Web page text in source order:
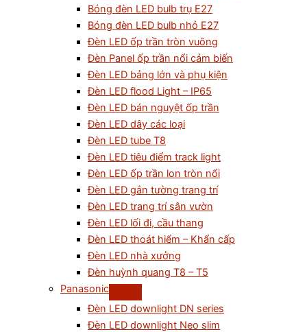
Bóng đèn LED bulb trụ E27
Bóng đèn LED bulb nhỏ E27
Đèn LED ốp trần tròn vuông
Đèn Panel ốp trần nổi cảm biến
Đèn LED bảng lớn và phụ kiện
Đèn LED flood Light – IP65
Đèn LED bán nguyệt ốp trần
Đèn LED dây các loại
Đèn LED tube T8
Đèn LED tiêu điểm track light
Đèn LED ốp trần lon tròn nổi
Đèn LED gắn tường trang trí
Đèn LED trang trí sân vườn
Đèn LED lối đi, cầu thang
Đèn LED thoát hiểm – Khẩn cấp
Đèn LED nhà xưởng
Đèn huỳnh quang T8 – T5
Panasonic
Đèn LED downlight DN series
Đèn LED downlight Neo slim